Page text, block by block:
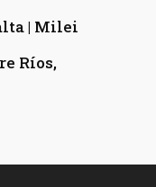
| Milei
Ríos,